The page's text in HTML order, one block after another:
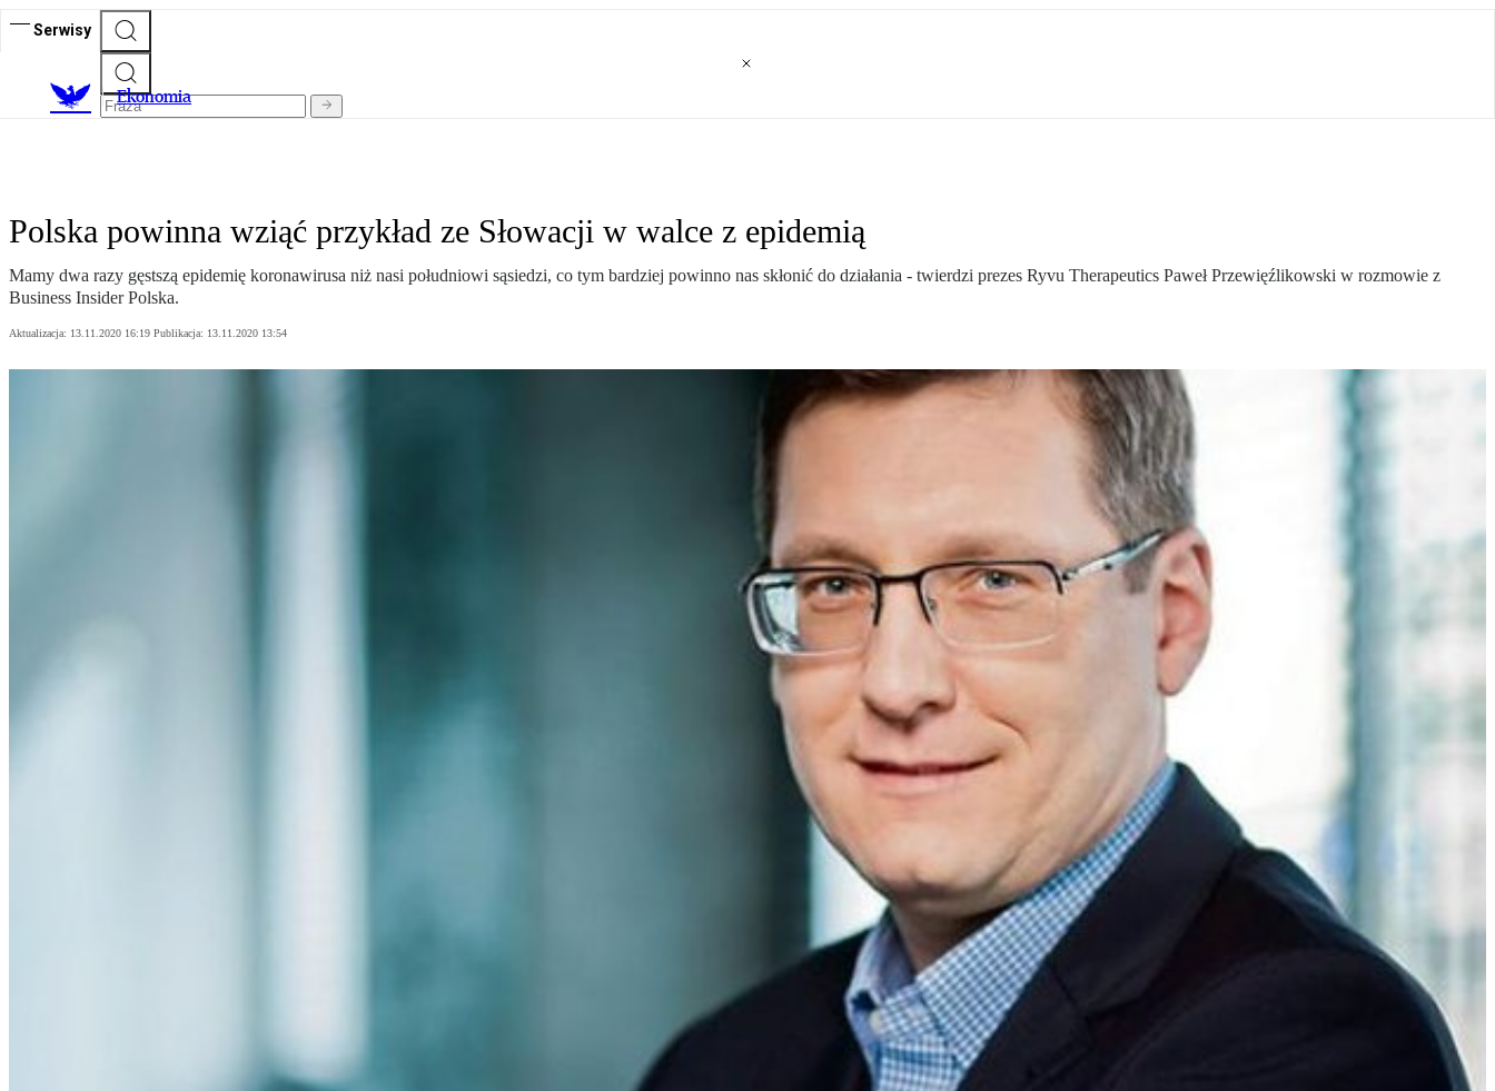
Serwisy
Ekonomia
Polska powinna wziąć przykład ze Słowacji w walce z epidemią
Mamy dwa razy gęstszą epidemię koronawirusa niż nasi południowi sąsiedzi, co tym bardziej powinno nas skłonić do działania - twierdzi prezes Ryvu Therapeutics Paweł Przewięźlikowski w rozmowie z
Business Insider Polska.
Aktualizacja: 13.11.2020 16:19 Publikacja: 13.11.2020 13:54